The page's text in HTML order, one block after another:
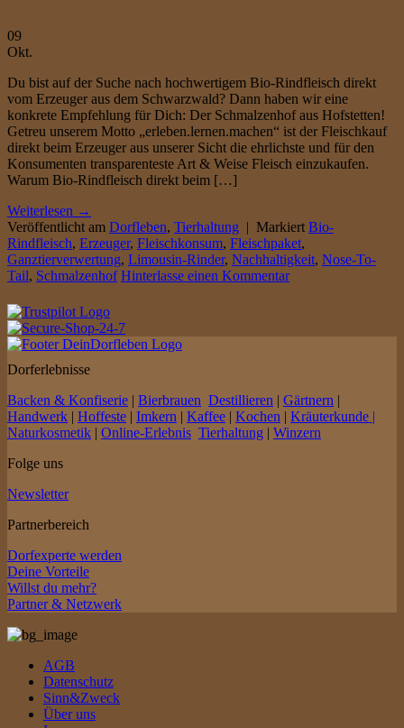
09
Okt.
Du bist auf der Suche nach hochwertigem Bio-Rindfleisch direkt
vom Erzeuger aus dem Schwarzwald? Dann haben wir eine
konkrete Empfehlung für Dich: Der Schmalzenhof aus Hofstetten!
Getreu unserem Motto „erleben.lernen.machen“ ist der Fleischkauf
direkt beim Erzeuger aus unserer Sicht die ehrlichste und für den
Konsumenten transparenteste Art & Weise Fleisch einzukaufen.
Warum Bio-Rindfleisch direkt beim […]
Weiterlesen →
Veröffentlicht am Dorfleben, Tierhaltung | Markiert Bio-
Rindfleisch, Erzeuger, Fleischkonsum, Fleischpaket,
Ganztierverwertung, Limousin-Rinder, Nachhaltigkeit, Nose-To-
Tail, Schmalzenhof Hinterlasse einen Kommentar
Dorferlebnisse
Backen & Konfiserie | Bierbrauen Destillieren | Gärtnern |
Handwerk | Hoffeste | Imkern | Kaffee | Kochen | Kräuterkunde |
Naturkosmetik | Online-Erlebnis Tierhaltung | Winzern
Folge uns
Newsletter
Partnerbereich
Dorfexperte werden
Deine Vorteile
Willst du mehr?
Partner & Netzwerk
AGB
Datenschutz
Sinn&Zweck
Über uns